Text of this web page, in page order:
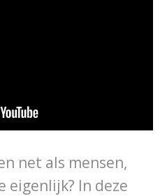
net als mensen,
eigenlijk? In deze